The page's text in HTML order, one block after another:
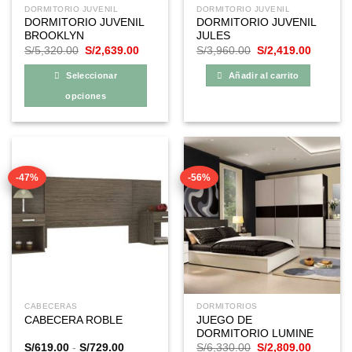
DORMITORIO JUVENIL
DORMITORIO JUVENIL
BROOKLYN
S/5,320.00 El
precio
original
era:
S/2,639.00El
Seleccionar
opciones
múltiples
variantes.
Las
opciones
se
pueden
página
producto
DORMITORIO JUVENIL
DORMITORIO JUVENIL
JULES
S/3,960.00 El
precio
original
era:
S/3,960.00.
S/2,419.00El
Añadir al carrito
-47%
CABECERAS
CABECERA ROBLE
S/619.00 - S/729.00Rango
-56%
DORMITORIOS
JUEGO DE
DORMITORIO LUMINE
S/6,330.00 El
S/2,809.00El